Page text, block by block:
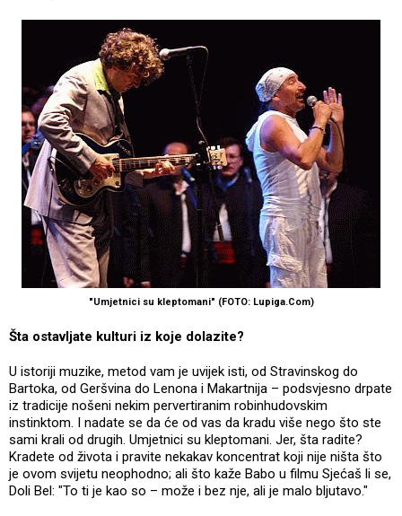
"Umjetnici su kleptomani" (FOTO: Lupiga.Com)
Šta ostavljate kulturi iz koje dolazite?
U istoriji muzike, metod vam je uvijek isti, od Stravinskog do
Bartoka, od Geršvina do Lenona i Makartnija – podsvjesno drpate
iz tradicije nošeni nekim pervertiranim robinhudovskim
instinktom. I nadate se da će od vas da kradu više nego što ste
sami krali od drugih. Umjetnici su kleptomani. Jer, šta radite?
Kradete od života i pravite nekakav koncentrat koji nije ništa što
je ovom svijetu neophodno; ali što kaže Babo u filmu Sjećaš li se,
Doli Bel: "To ti je kao so – može i bez nje, ali je malo bljutavo."